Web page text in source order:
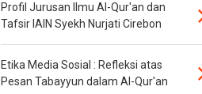
Profil Jurusan Ilmu Al-Qur'an dan
Tafsir IAIN Syekh Nurjati Cirebon
Etika Media Sosial : Refleksi atas
Pesan Tabayyun dalam Al-Qur'an